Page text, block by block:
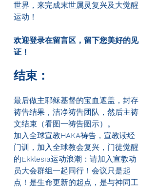
世界，来完成末世属灵复兴及大觉醒
运动！
欢迎登录在留言区，留下您美好的见
证！
结束：
最后做主耶稣基督的宝血遮盖，封存
祷告结果，洁净祷告团队，然后主祷
文结束（看图一祷告图示）。
加入全球宣教HAKA祷告，宣教读经
门训，加入全球教会复兴，门徒觉醒
的Ekklesia运动浪潮：请加入宣教动
员大会群组一起同行！会议只是起
点！是生命更新的起点，是与神同工